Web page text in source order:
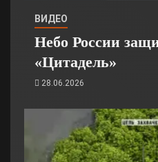
ВИДЕО
Небо России
«Цитадель»
28.06.2026